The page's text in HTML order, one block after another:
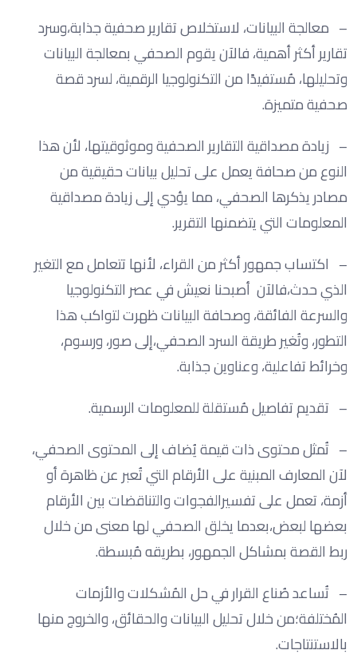
– معالجة البيانات، لاستخلاص تقارير صحفية جذابة،وسرد
تقارير أكثر أهمية، فالآن يقوم الصحفي بمعالجة البيانات
وتحليلها، مُستفيدًا من التكنولوجيا الرقمية، لسرد قصة
صحفية متميزة.
– زيادة مصداقية التقارير الصحفية وموثوقيتها، لأن هذا
النوع من صحافة يعمل على تحليل بيانات حقيقية من
مصادر يذكرها الصحفي، مما يؤدي إلى زيادة مصداقية
المعلومات التي يتضمنها التقرير.
– اكتساب جمهور أكثر من القراء، لأنها تتعامل مع التغير
الذي حدث،فالآن أصبحنا نعيش في عصر التكنولوجيا
والسرعة الفائقة، وصحافة البيانات ظهرت لتواكب هذا
التطور، وتُغير طريقة السرد الصحفي،إلى صور، ورسوم،
وخرائط تفاعلية، وعناوين جذابة.
– تقديم تفاصيل مُستقلة للمعلومات الرسمية.
– تُمثل محتوى ذات قيمة يُضاف إلى المحتوى الصحفي،
لآن المعارف المبنية على الأرقام التي تُعبر عن ظاهرة أو
أزمة، تعمل على تفسيرالفجوات والتناقضات بين الأرقام
بعضها لبعض،بعدما يخلق الصحفي لها معنى من خلال
ربط القصة بمشاكل الجمهور، بطريقه مُبسطة.
– تُساعد صُناع القرار في حل المُشكلات والأزمات
المُختلفة؛من خلال تحليل البيانات والحقائق، والخروج منها
بالاستنتاجات.